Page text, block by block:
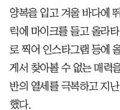
양복을 입고 겨울 바다에
럭에 마이크를 들고 올라
로 찍어 인스타그램 등에
게서 찾아볼 수 없는 매력
반의 열세를 극복하고 지
했다.